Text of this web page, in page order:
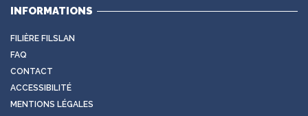
INFORMATIONS
FILIÈRE FILSLAN
FAQ
CONTACT
ACCESSIBILITÉ
MENTIONS LÉGALES